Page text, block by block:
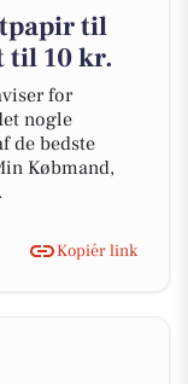
til
til 10 kr.
for
nogle
de bedste
Købmand,
Kopiér link